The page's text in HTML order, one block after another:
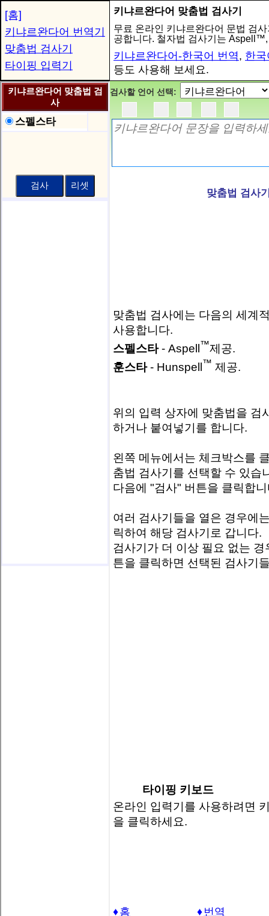
[홈]
키냐르완다어 번역기
맞춤법 검사기
타이핑 입력기
키냐르완다어 맞춤법 검사기
무료 온라인 키냐르완다어 문법 검
공합니다. 철자법 검사기는
키냐르완다어-한국어 번역, 한
등도 사용해 보세요.